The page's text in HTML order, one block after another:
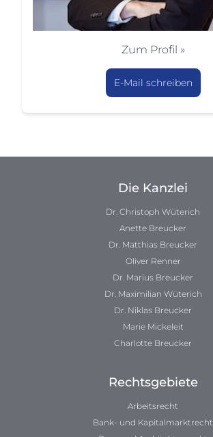
Zum Profil »
E-Mail schreiben
Die Kanzlei
Dr. Christoph Wüterich
Anette Breucker
Dr. Matthias Breucker
Oliver Renner
Dr. Marius Breucker
Dr. Maximilian Wüterich
Dr. Niklas Breucker
Marie Mickeleit
Charlotte Breucker
Rechtsgebiete
Arbeitsrecht
Bank- und Kapitalmarktrecht